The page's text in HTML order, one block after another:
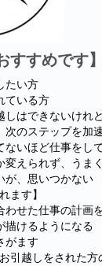
すすめです】
たい方
ている方
しはできないけれ
次のステップを加
ないほど仕事をし
変えられず、うま
が、思いつかない
ます】
わせた仕事の計画
描けるようになる
がます
引越しをされた方